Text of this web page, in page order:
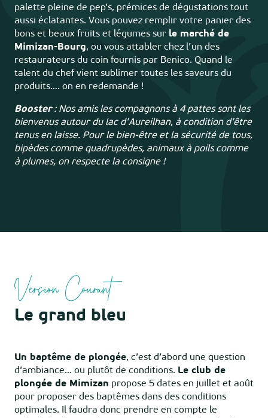
palette pleine de pep’s, prémices de dégustations tout
aussi éclatantes. Vous pouvez remplir votre panier des
bons et beaux fruits et légumes sur le marché de
Mimizan-Bourg, ou vous attabler chez l’un des
restaurateurs du coin fournis par Benico. Quand le
talent du chef vient sublimer toutes les saveurs du
produits…. on en redemande !
Booster: Nos amis les compagnons à 4 pattes sont les
bienvenus autour du lac d’Aureilhan, à condition d’être
tenus en laisse. Pour le bien-être et la sécurité de tous,
bipèdes comme quadrupèdes, animaux à poils comme
à plumes, on respecte la consigne !
Version Courant
Le grand bleu
Un baptême de plongée, c’est d’abord une question
d’ambiance… ou plutôt de conditions. Le club de
plongée de Mimizan propose 5 dates en juillet et août
pour proposer des baptêmes dans des conditions
optimales. Il faudra donc prendre en compte le